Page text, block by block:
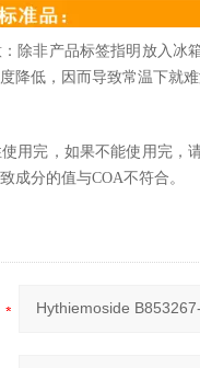
除非产品标签指明放入冰
降低，因而导致常温下就
用完，如果不能使用完，
成分的值与COA不符合。